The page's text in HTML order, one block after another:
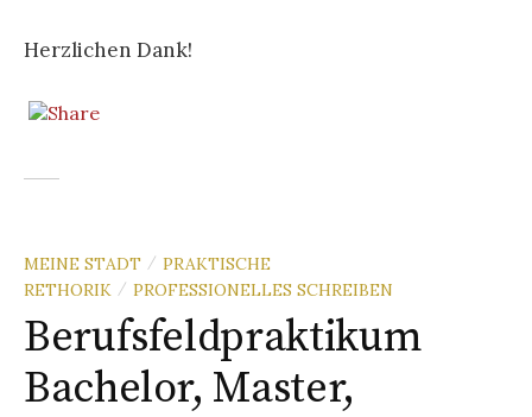
Herzlichen Dank!
MEINE STADT / PRAKTISCHE
RETHORIK / PROFESSIONELLES SCHREIBEN
Berufsfeldpraktikum
Bachelor, Master,